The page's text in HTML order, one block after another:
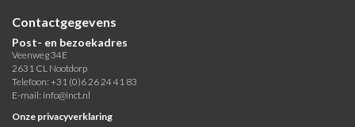
Contactgegevens
Post- en bezoekadres
Veenweg 34E
2631 CL Nootdorp
Telefoon: +31 (0)6 26 24 41 83
E-mail: info@inct.nl
Onze privacyverklaring